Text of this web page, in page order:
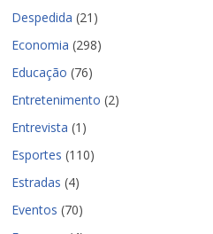
Despedida (21)
Economia (298)
Educação (76)
Entretenimento (2)
Entrevista (1)
Esportes (110)
Estradas (4)
Eventos (70)